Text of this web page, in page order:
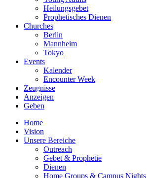
Heilungsgebet
Prophetisches Dienen
Churches
Berlin
Mannheim
Tokyo
Events
Kalender
Encounter Week
Zeugnisse
Anzeigen
Geben
Home
Vision
Unsere Bereiche
Outreach
Gebet & Prophetie
Dienen
Home Groups & Campus Nights